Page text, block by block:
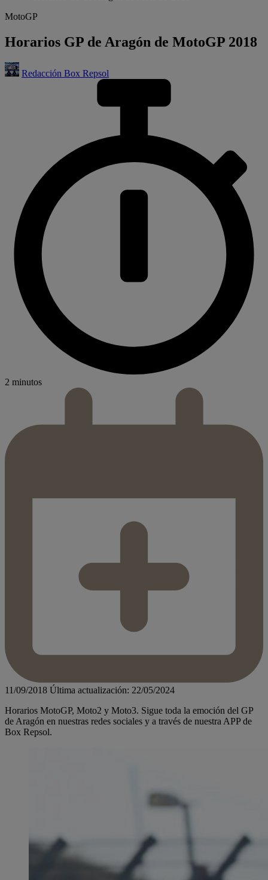
MotoGP
Horarios GP de Aragón de MotoGP 2018
Redacción Box Repsol
2 minutos
11/09/2018 Última actualización: 22/05/2024
Horarios MotoGP, Moto2 y Moto3. Sigue toda la emoción del GP
de Aragón en nuestras redes sociales y a través de nuestra APP de
Box Repsol.